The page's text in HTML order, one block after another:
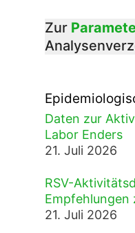
Zur
Daten zur
Labor Enders
21. Juli 2026
RSV-
Empfehlungen
21. Juli 2026